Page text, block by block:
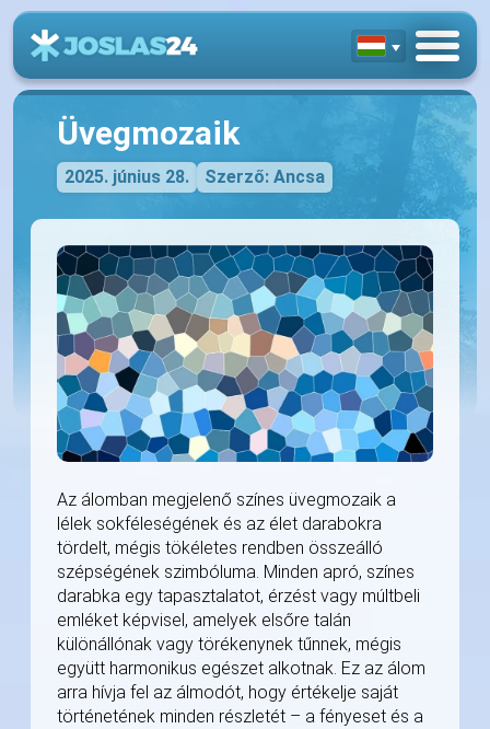
Üvegmozaik
2025. június 28. Szerző: Ancsa
Az álomban megjelenő színes üvegmozaik a
lélek sokféleségének és az élet darabokra
tördelt, mégis tökéletes rendben összeálló
szépségének szimbóluma. Minden apró, színes
darabka egy tapasztalatot, érzést vagy múltbeli
emléket képvisel, amelyek elsőre talán
különállónak vagy törékenynek tűnnek, mégis
együtt harmonikus egészet alkotnak. Ez az álom
arra hívja fel az álmodót, hogy értékelje saját
történetének minden részletét – a fényeset és a